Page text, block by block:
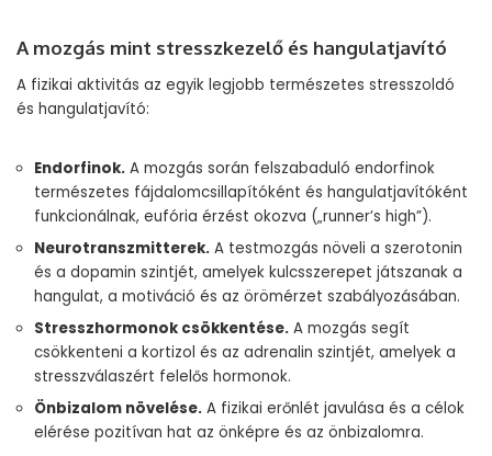
A mozgás mint stresszkezelő és hangulatjavító
A fizikai aktivitás az egyik legjobb természetes stresszoldó
és hangulatjavító:
Endorfinok. A mozgás során felszabaduló endorfinok
természetes fájdalomcsillapítóként és hangulatjavítóként
funkcionálnak, eufória érzést okozva („runner’s high”).
Neurotranszmitterek. A testmozgás növeli a szerotonin
és a dopamin szintjét, amelyek kulcsszerepet játszanak a
hangulat, a motiváció és az örömérzet szabályozásában.
Stresszhormonok csökkentése. A mozgás segít
csökkenteni a kortizol és az adrenalin szintjét, amelyek a
stresszválaszért felelős hormonok.
Önbizalom növelése. A fizikai erőnlét javulása és a célok
elérése pozitívan hat az önképre és az önbizalomra.